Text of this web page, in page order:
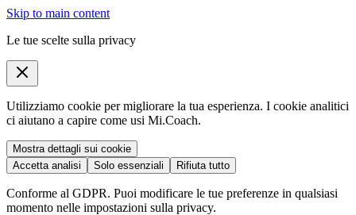
Skip to main content
Le tue scelte sulla privacy
Utilizziamo cookie per migliorare la tua esperienza. I cookie analitici
ci aiutano a capire come usi Mi.Coach.
Mostra dettagli sui cookie
Accetta analisi
Solo essenziali Rifiuta tutto
Conforme al GDPR. Puoi modificare le tue preferenze in qualsiasi
momento nelle impostazioni sulla privacy.